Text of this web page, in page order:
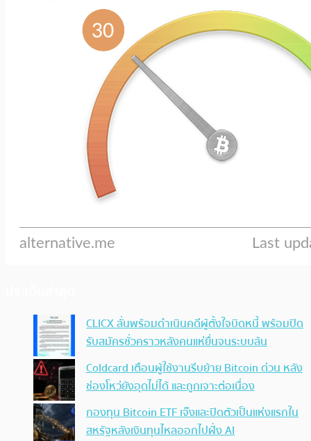
CLICX ลั่นพร้อมดำเนินคดีผู้ตั้งใจบิดหนี้ พร้อมปิด
รับสมัครชั่วคราวหลังคนแห่ยื่นจนระบบล้น
Coldcard เตือนผู้ใช้งานรีบย้าย Bitcoin ด่วน หลัง
ช่องโหว่ยังอุดไม่ได้ และถูกเจาะต่อเนื่อง
กองทุน Bitcoin ETF เจ๊งและปิดตัวเป็นแห่งแรกใน
สหรัฐหลังเงินทุนไหลออกไปฝั่ง AI